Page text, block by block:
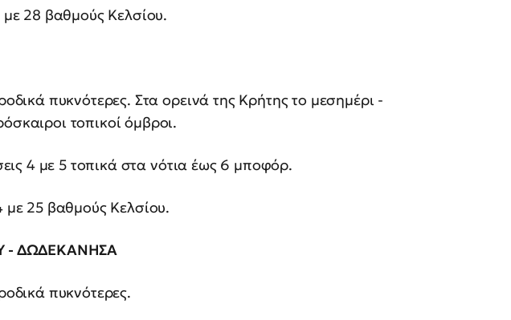
28 βαθμούς Κελσίου.
πυκνότερες. Στα ορεινά της Κρήτης το μεσημέρι -
τοπικοί όμβροι.
4 με 5 τοπικά στα νότια έως 6 μποφόρ.
25 βαθμούς Κελσίου.
- ΔΩΔΕΚΑΝΗΣΑ
πυκνότερες.